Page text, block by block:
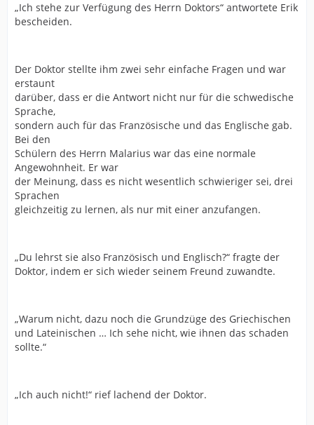
„Ich stehe zur Verfügung des Herrn Doktors“ antwortete Erik
bescheiden.
Der Doktor stellte ihm zwei sehr einfache Fragen und war
erstaunt
darüber, dass er die Antwort nicht nur für die schwedische
Sprache,
sondern auch für das Französische und das Englische gab.
Bei den
Schülern des Herrn Malarius war das eine normale
Angewohnheit. Er war
der Meinung, dass es nicht wesentlich schwieriger sei, drei
Sprachen
gleichzeitig zu lernen, als nur mit einer anzufangen.
„Du lehrst sie also Französisch und Englisch?“ fragte der
Doktor, indem er sich wieder seinem Freund zuwandte.
„Warum nicht, dazu noch die Grundzüge des Griechischen
und Lateinischen … Ich sehe nicht, wie ihnen das schaden
sollte.“
„Ich auch nicht!“ rief lachend der Doktor.